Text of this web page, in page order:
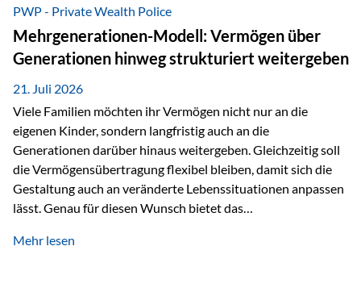
Abwicklung für Vertriebspartner deutlich effizienter
gestaltet. Anträge werden direkt elektronisch übermittelt,
Medienbrüche reduziert und die weitere Bearbeitung
beschleunigt. Ab sofort können auch juristische Personen,
wie Kapitalgesellschaften oder Stiftungen, als
Versicherungsnehmer eingesetzt werden. Damit erweitert
die Vienna-Life die Einsatzmöglichkeiten der Private Wealth
Police insbesondere für…
PWP - Private Wealth Police
Mehrgenerationen-Modell: Vermögen über
Generationen hinweg strukturiert weitergeben
21. Juli 2026
Viele Familien möchten ihr Vermögen nicht nur an die
eigenen Kinder, sondern langfristig auch an die
Generationen darüber hinaus weitergeben. Gleichzeitig soll
die Vermögensübertragung flexibel bleiben, damit sich die
Gestaltung auch an veränderte Lebenssituationen anpassen
lässt. Genau für diesen Wunsch bietet das
Vienna-Life eine interessante Lösung. Es ermöglicht,
Mehr lesen